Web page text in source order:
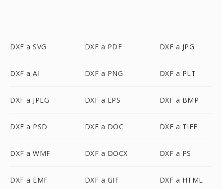
DXF a SVG DXF a PDF DXF a JPG
DXF a AI DXF a PNG DXF a PLT
DXF a JPEG DXF a EPS DXF a BMP
DXF a PSD DXF a DOC DXF a TIFF
DXF a WMF DXF a DOCX DXF a PS
DXF a EMF DXF a GIF DXF a HTML